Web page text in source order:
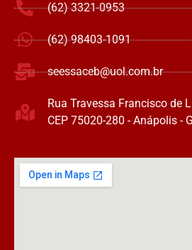
(62) 3321-0953
(62) 98403-1091
seessaceb@uol.com.br
Rua Travessa Francisco de
CEP 75020-280 - Anápolis -